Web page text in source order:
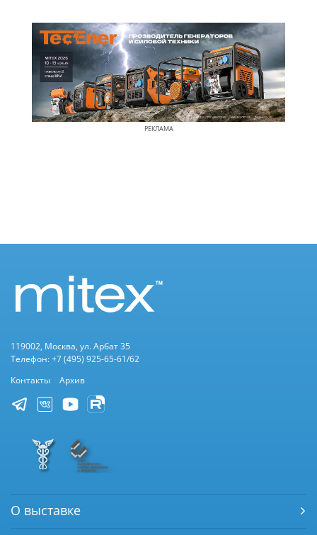
РЕКЛАМА
119002, Москва, ул. Арбат 35
Телефон: +7 (495) 925-65-61/62
Контакты
Архив
О выставке